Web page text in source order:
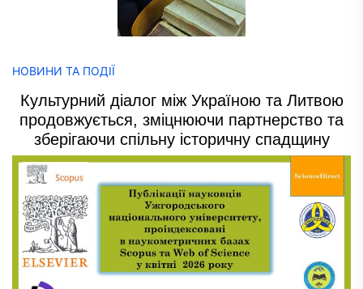
НОВИНИ ТА ПОДІЇ
Культурний діалог між Україною та Литвою
продовжується, зміцнюючи партнерство та
зберігаючи спільну історичну спадщину